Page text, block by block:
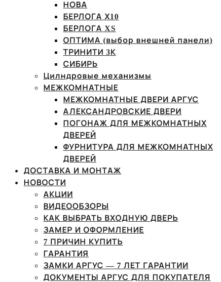
НОВА
БЕРЛОГА Х10
БЕРЛОГА XS
ОПТИМА (выбор внешней панели)
ТРИНИТИ 3К
СИБИРЬ
Цилндровые механизмы
МЕЖКОМНАТНЫЕ
МЕЖКОМНАТНЫЕ ДВЕРИ АРГУС
АЛЕКСАНДРОВСКИЕ ДВЕРИ
ПОГОНАЖ ДЛЯ МЕЖКОМНАТНЫХ
ДВЕРЕЙ
ФУРНИТУРА ДЛЯ МЕЖКОМНАТНЫХ
ДВЕРЕЙ
ДОСТАВКА И МОНТАЖ
НОВОСТИ
АКЦИИ
ВИДЕООБЗОРЫ
КАК ВЫБРАТЬ ВХОДНУЮ ДВЕРЬ
ЗАМЕР И ОФОРМЛЕНИЕ
7 ПРИЧИН КУПИТЬ
ГАРАНТИЯ
ЗАМКИ АРГУС — 7 ЛЕТ ГАРАНТИИ
ДОКУМЕНТЫ АРГУС ДЛЯ ПОКУПАТЕЛЯ